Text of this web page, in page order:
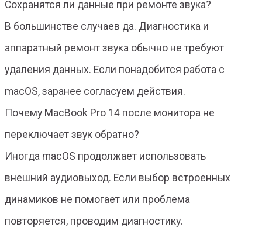
Сохранятся ли данные при ремонте звука?
В большинстве случаев да. Диагностика и
аппаратный ремонт звука обычно не требуют
удаления данных. Если понадобится работа с
macOS, заранее согласуем действия.
Почему MacBook Pro 14 после монитора не
переключает звук обратно?
Иногда macOS продолжает использовать
внешний аудиовыход. Если выбор встроенных
динамиков не помогает или проблема
повторяется, проводим диагностику.